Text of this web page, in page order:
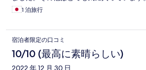
1 泊旅行
宿泊者限定の口コミ
10/10 (最高に素晴らしい)
2022 年 12 月 30 日